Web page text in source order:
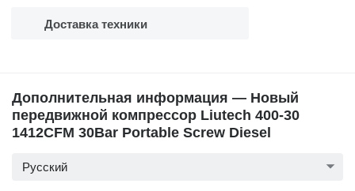
Доставка техники
Дополнительная информация — Новый
передвижной компрессор Liutech 400-30
1412CFM 30Bar Portable Screw Diesel
Русский